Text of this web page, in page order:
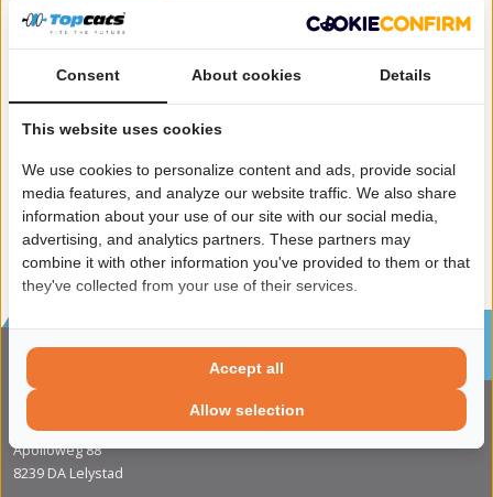
Origineel nummers
Garantie:2 jaar garantie
Materiaal:Keramiek
Enkel in combinatie met:FK91349
Product in orde:
Controleteken:E9-103R
Sinds 2002 de specialist in katalysatoren en
roetfilters
CONTACTGEGVENS
ADRES
Apolloweg 88
8239 DA Lelystad
Consent About cookies Details
This website uses cookies
We use cookies to personalize content and ads, provide social
media features, and analyze our website traffic. We also share
information about your use of our site with our social media,
advertising, and analytics partners. These partners may
combine it with other information you've provided to them or that
they've collected from your use of their services.
Allow selection
Accept all